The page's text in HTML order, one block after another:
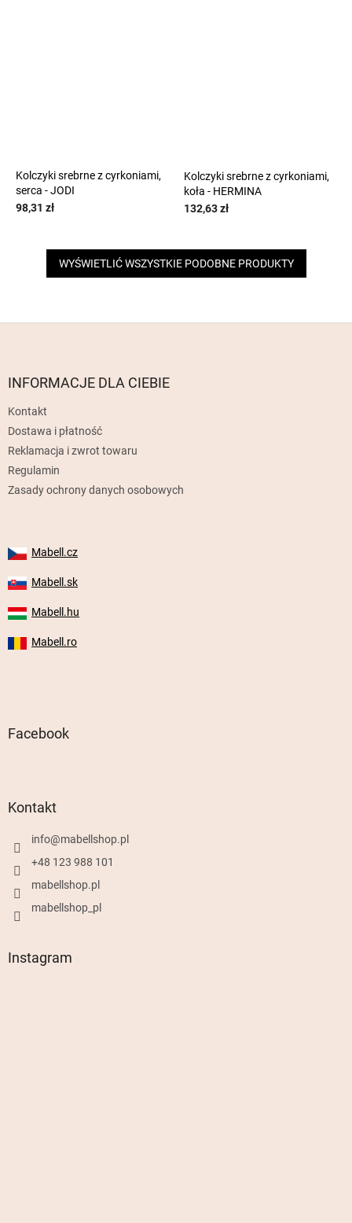
Kolczyki srebrne z cyrkoniami,
serca - JODI
98,31 zł
Kolczyki srebrne z cyrkoniami,
koła - HERMINA
132,63 zł
WYŚWIETLIĆ WSZYSTKIE PODOBNE PRODUKTY
INFORMACJE DLA CIEBIE
Kontakt
Dostawa i płatność
Reklamacja i zwrot towaru
Regulamin
Zasady ochrony danych osobowych
Mabell.cz
Mabell.sk
Mabell.hu
Mabell.ro
Facebook
Kontakt
info@mabellshop.pl
+48 123 988 101
mabellshop.pl
mabellshop_pl
Instagram